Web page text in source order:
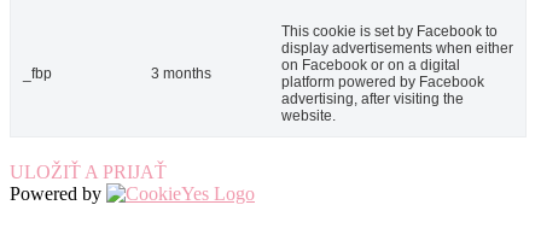
_fbp 3 months
This cookie is set by Facebook to
display advertisements when either
on Facebook or on a digital
platform powered by Facebook
advertising, after visiting the
website.
ULOŽIŤ A PRIJAŤ
Powered by